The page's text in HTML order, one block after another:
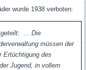
wurde 1938 verboten:
... Die
müssen der
Ertüchtigung des
Jugend, in vollem